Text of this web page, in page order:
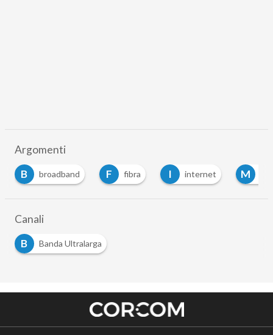
Argomenti
B
broadband F fibra I internet M
Canali
B
Banda Ultralarga